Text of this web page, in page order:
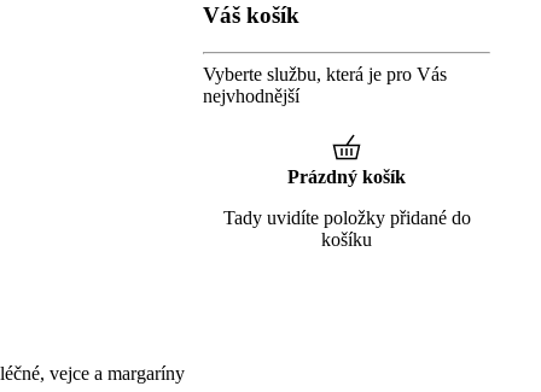
vejce a margaríny
Váš košík
Vyberte službu, která je pro Vás
nejvhodnější
Prázdný košík
Tady uvidíte položky přidané do
košíku